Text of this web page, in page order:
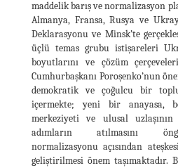
maddelik barış ve normalizasyon
Almanya, Fransa, Rusya ve
Deklarasyonu ve Minsk’te
üçlü temas grubu istişareleri
boyutlarını ve çözüm
Cumhurbaşkanı Poroşenko’nun
demokratik ve çoğulcu bir
içermekte; yeni bir anayasa,
merkeziyeti ve ulusal
adımların atılmasını
normalizasyonu açısından
geliştirilmesi önem taşımaktadır.